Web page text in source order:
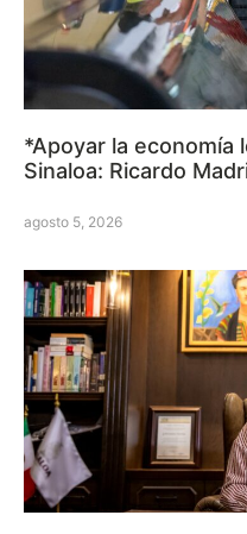
*Apoyar la economía
Sinaloa: Ricardo
agosto 5, 2026